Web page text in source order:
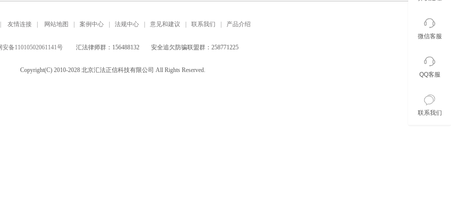
微信客服
QQ客服
联系我们
友情连接 网站地图 案例中心 法规中心 意见和建议 联系我们 产品介绍
安备11010502061141号 汇法律师群：156488132 安全追欠防骗联盟群：258771225
Copyright(C) 2010-2028 北京汇法正信科技有限公司 All Rights Reserved.